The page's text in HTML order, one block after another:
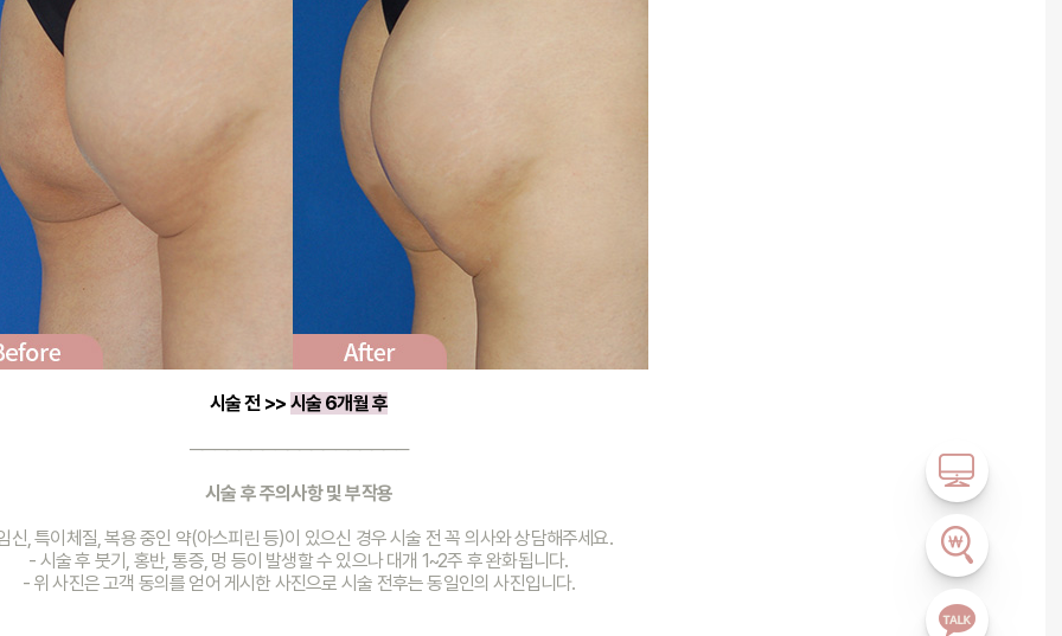
시술 전 >> 시술 6개월 후
──────────────────
시술 후 주의사항 및 부작용
신, 특이체질, 복용 중인 약(아스피린 등)이 있으신 경우 시술 전 꼭 의사와 상담해주세요.
- 시술 후 붓기, 홍반, 통증, 멍 등이 발생할 수 있으나 대개 1~2주 후 완화됩니다.
- 위 사진은 고객 동의를 얻어 게시한 사진으로 시술 전후는 동일인의 사진입니다.